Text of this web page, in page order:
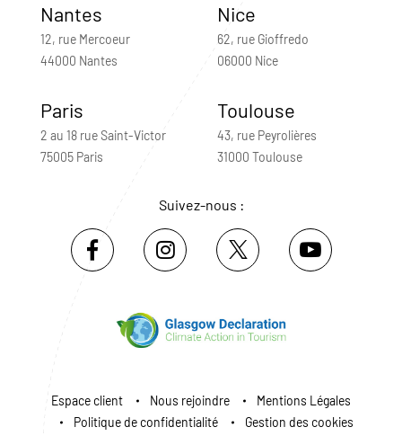
Nantes
12, rue Mercoeur
44000 Nantes
Nice
62, rue Gioffredo
06000 Nice
Paris
2 au 18 rue Saint-Victor
75005 Paris
Toulouse
43, rue Peyrolières
31000 Toulouse
Suivez-nous :
Espace client Nous rejoindre
Mentions Légales
Politique de confidentialité
Gestion des cookies